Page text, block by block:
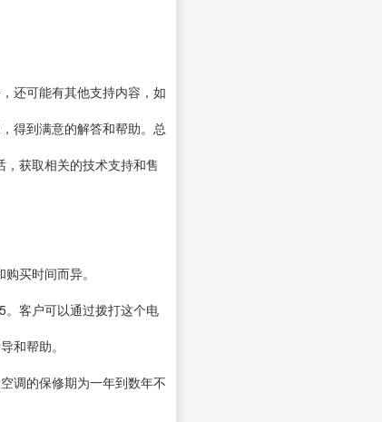
还可能有其他支持内容，如
得到满意的解答和帮助。总
获取相关的技术支持和售
买时间而异。
客户可以通过拨打这个电
和帮助。
调的保修期为一年到数年不